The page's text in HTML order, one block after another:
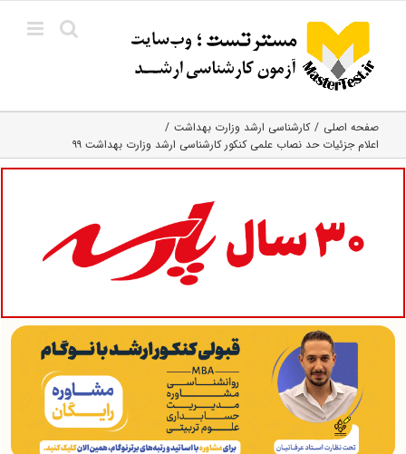
content
صفحه اصلی
کارشناسی ارشد وزارت بهداشت
اعلام جزئیات حد نصاب علمی کنکور کارشناسی ارشد وزارت بهداشت ۹۹